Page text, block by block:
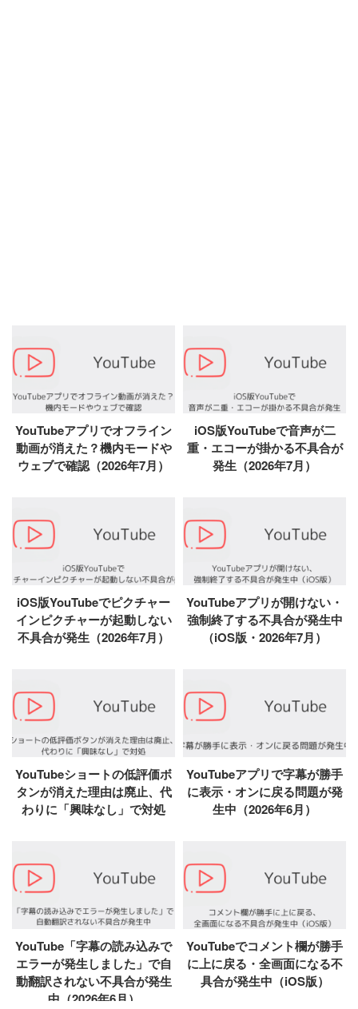
YouTubeアプリでオフライン
動画が消えた？機内モードや
ウェブで確認（2026年7月）
iOS版YouTubeで音声が二
重・エコーが掛かる不具合が
発生（2026年7月）
iOS版YouTubeでピクチャー
インピクチャーが起動しない
不具合が発生（2026年7月）
YouTubeアプリが開けない・
強制終了する不具合が発生中
（iOS版・2026年7月）
YouTubeショートの低評価ボ
タンが消えた理由は廃止、代
わりに「興味なし」で対処
YouTubeアプリで字幕が勝手
に表示・オンに戻る問題が発
生中（2026年6月）
YouTube「字幕の読み込みで
エラーが発生しました」で自
動翻訳されない不具合が発生
中（2026年6月）
YouTubeでコメント欄が勝手
に上に戻る・全画面になる不
具合が発生中（iOS版）